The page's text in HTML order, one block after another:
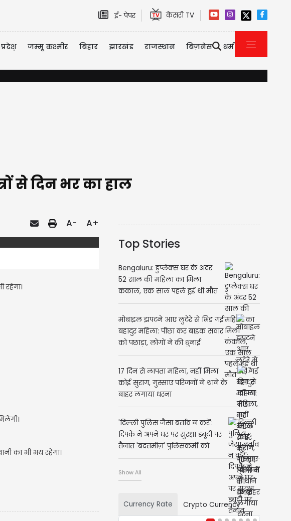
ई- पेपर केसरी TV
जम्मू कश्मीर बिहार झारखंड राजस्थान बिज़नेस धर्म
से दिन भर का हाल
A- A+
रहेगा।
का भी भय रहेगा।
Top Stories
Bengaluru: डुप्लेक्स घर के अंदर
52 साल की महिला का मिला
कंकाल, एक साल पहले हुई थी मौत
मोबाइल झपटने आए लुटेरे से भिड़ गई
बहादुर महिला: पीछा कर बाइक सवार
को पछाड़ा, लोगों ने की धुनाई
17 दिन से लापता महिला, नहीं मिला
कोई सुराग, गुस्साए परिजनों ने थाने के
बाहर लगाया धरना
'दिल्ली पुलिस जैसा बर्ताव न करें':
दिपके ने अपने घर पर सुरक्षा ड्यूटी पर
तैनात 'बदतमीज़' पुलिसकर्मी को
हटाने की मांग की
Show All
Currency Rate Crypto Currency